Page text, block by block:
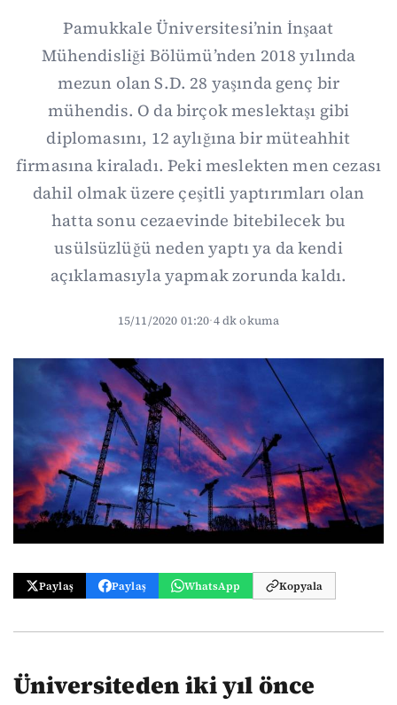
Pamukkale Üniversitesi’nin İnşaat
Mühendisliği Bölümü’nden 2018 yılında
mezun olan S.D. 28 yaşında genç bir
mühendis. O da birçok meslektaşı gibi
diplomasını, 12 aylığına bir müteahhit
firmasına kiraladı. Peki meslekten men cezası
dahil olmak üzere çeşitli yaptırımları olan
hatta sonu cezaevinde bitebilecek bu
usülsüzlüğü neden yaptı ya da kendi
açıklamasıyla yapmak zorunda kaldı.
15/11/2020 01:20·4 dk okuma
Paylaş Paylaş WhatsApp Kopyala
Üniversiteden iki yıl önce